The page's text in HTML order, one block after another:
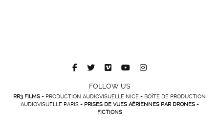
FOLLOW US
RR3 FILMS - PRODUCTION AUDIOVISUELLE NICE - BOÎTE DE PRODUCTION
AUDIOVISUELLE PARIS- PRISES DE VUES AÉRIENNES PAR DRONES -
FICTIONS